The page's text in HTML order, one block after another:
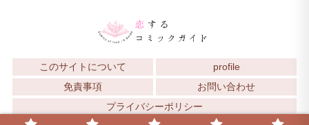
このサイトについて
profile
免責事項
お問い合わせ
プライバシーポリシー